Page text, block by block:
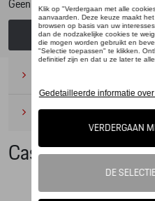
Geen model geselecteerd (Alles
Kies
Onderhoudsproducten(1)
Casual Collectie